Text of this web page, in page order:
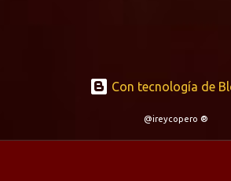
Con tecnología de
@ireycopero ®